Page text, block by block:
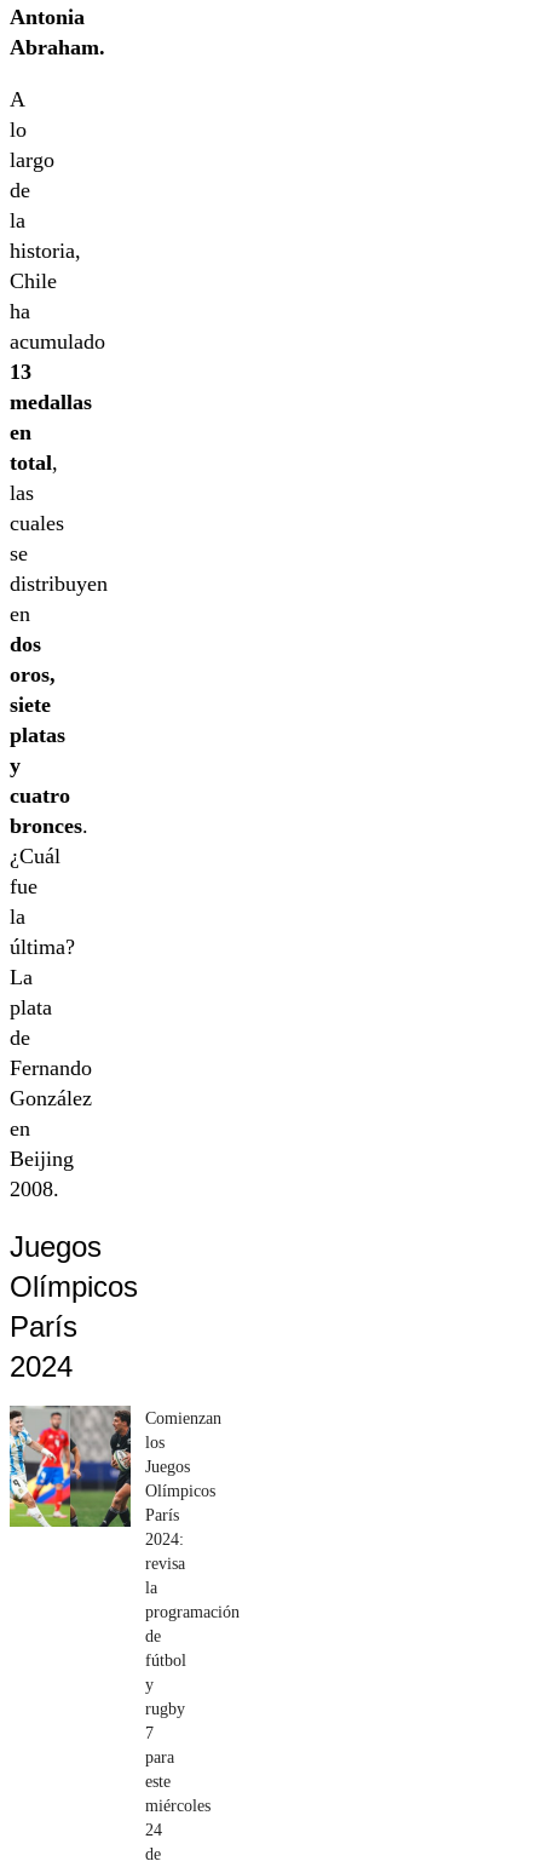
Antonia
Abraham.
A
lo
largo
de
la
historia,
Chile
ha
acumulado
13
medallas
en
total,
las
cuales
se
distribuyen
en
dos
oros,
siete
platas
y
cuatro
bronces.
¿Cuál
fue
la
última?
La
plata
de
Fernando
González
en
Beijing
2008.
Juegos
Olímpicos
París
2024
Comienzan
los
Juegos
Olímpicos
París
2024:
revisa
la
programación
de
fútbol
y
rugby
7
para
este
miércoles
24
de